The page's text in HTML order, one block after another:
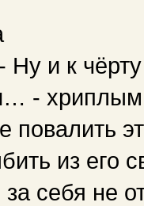
Ну и к
-
повалить
из его
себя не